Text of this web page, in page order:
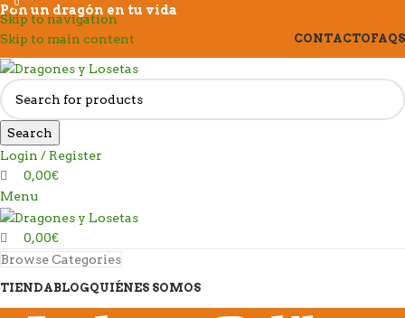
Skip to navigation
Skip to main content
Pon un dragón en tu vida
CONTACTOFAQS
Search
Login / Register
0
0,00€
Menu
0
0,00€
Browse Categories
TIENDABLOGQUIÉNES SOMOS